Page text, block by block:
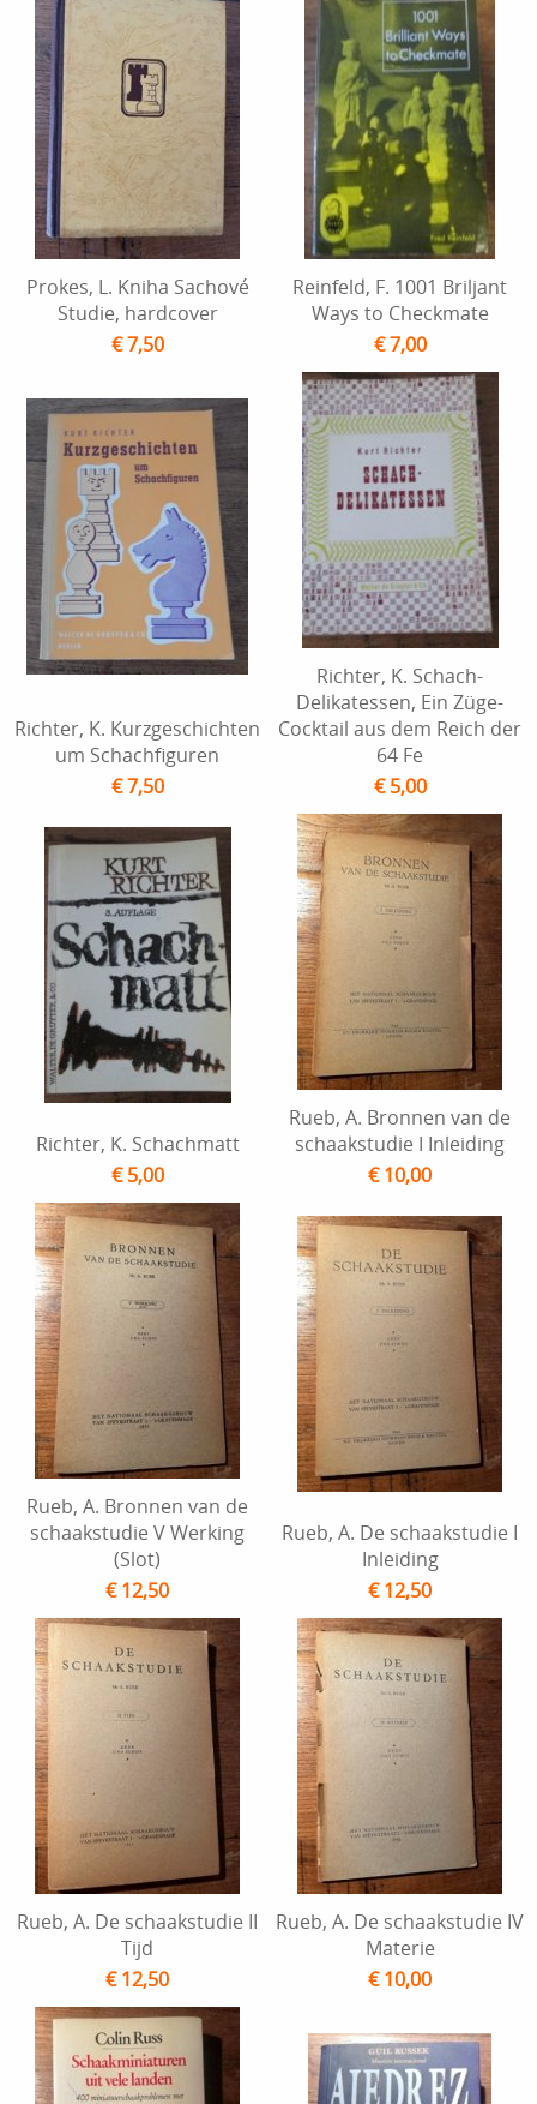
Prokes, L. Kniha Sachové
Studie, hardcover
€ 7,50
Reinfeld, F. 1001 Briljant
Ways to Checkmate
€ 7,00
Richter, K. Kurzgeschichten
um Schachfiguren
€ 7,50
Richter, K. Schach-
Delikatessen, Ein Züge-
Cocktail aus dem Reich der
64 Fe
€ 5,00
Richter, K. Schachmatt
€ 5,00
Rueb, A. Bronnen van de
schaakstudie I Inleiding
€ 10,00
Rueb, A. Bronnen van de
schaakstudie V Werking
(Slot)
€ 12,50
Rueb, A. De schaakstudie I
Inleiding
€ 12,50
Rueb, A. De schaakstudie II
Tijd
€ 12,50
Rueb, A. De schaakstudie IV
Materie
€ 10,00